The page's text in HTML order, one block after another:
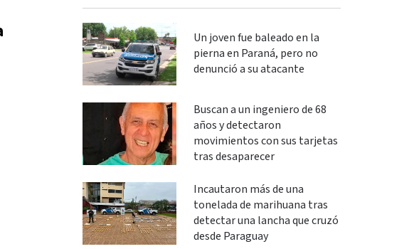
Un joven fue baleado en la
pierna en Paraná, pero no
denunció a su atacante
Buscan a un ingeniero de 68
años y detectaron
movimientos con sus tarjetas
tras desaparecer
Incautaron más de una
tonelada de marihuana tras
detectar una lancha que cruzó
desde Paraguay